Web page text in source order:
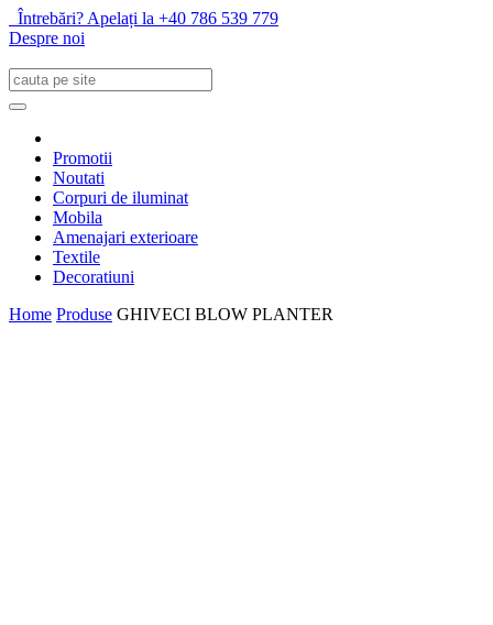
Întrebări? Apelați la +40 786 539 779
Despre noi
Promotii
Noutati
Corpuri de iluminat
Mobila
Amenajari exterioare
Textile
Decoratiuni
Home Produse GHIVECI BLOW PLANTER